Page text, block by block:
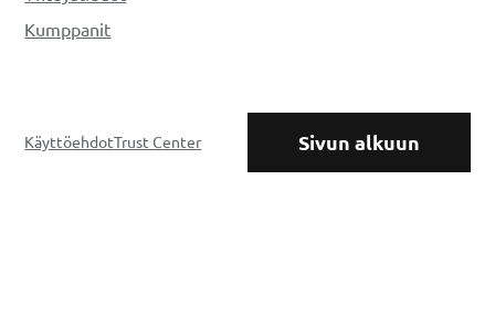
Kumppanit
KäyttöehdotTrust Center Sivun alkuun